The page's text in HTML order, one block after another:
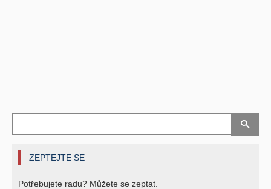
ZEPTEJTE SE
Potřebujete radu? Můžete se zeptat.